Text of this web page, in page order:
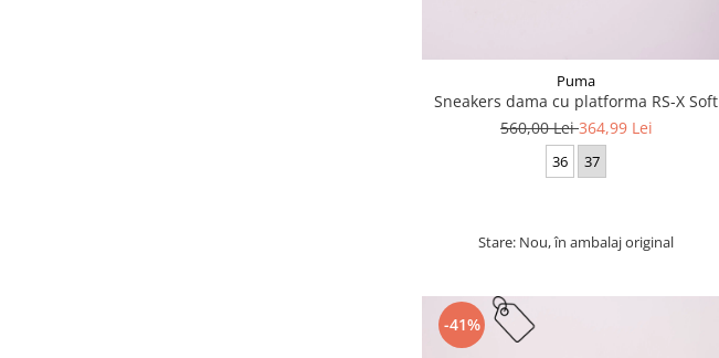
Puma
Sneakers dama cu platforma RS-X Soft
560,00 Lei364,99 Lei
36 37
Stare: Nou, în ambalaj original
-41%